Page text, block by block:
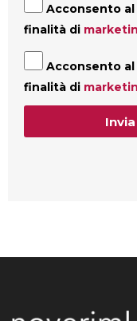
Acconsento
finalità di
Acconsento
finalità di